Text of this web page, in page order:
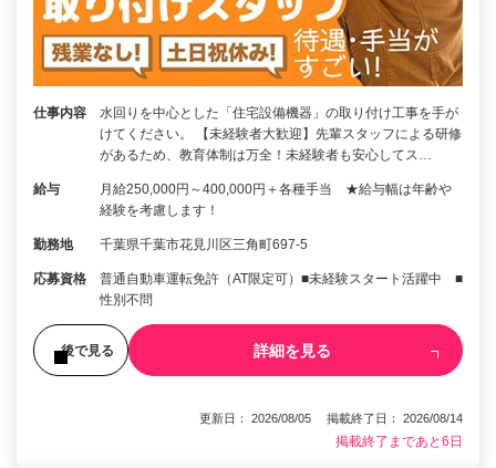
仕事内容
水回りを中心とした「住宅設備機器」の取り付け工事を手が
けてください。 【未経験者大歓迎】先輩スタッフによる研修
があるため、教育体制は万全！未経験者も安心してス…
給与
月給250,000円～400,000円＋各種手当 ★給与幅は年齢や
経験を考慮します！
勤務地 千葉県千葉市花見川区三角町697-5
応募資格
普通自動車運転免許（AT限定可）■未経験スタート活躍中 ■
性別不問
後で見る 詳細を見る
更新日： 2026/08/05 掲載終了日： 2026/08/14
掲載終了まであと6日